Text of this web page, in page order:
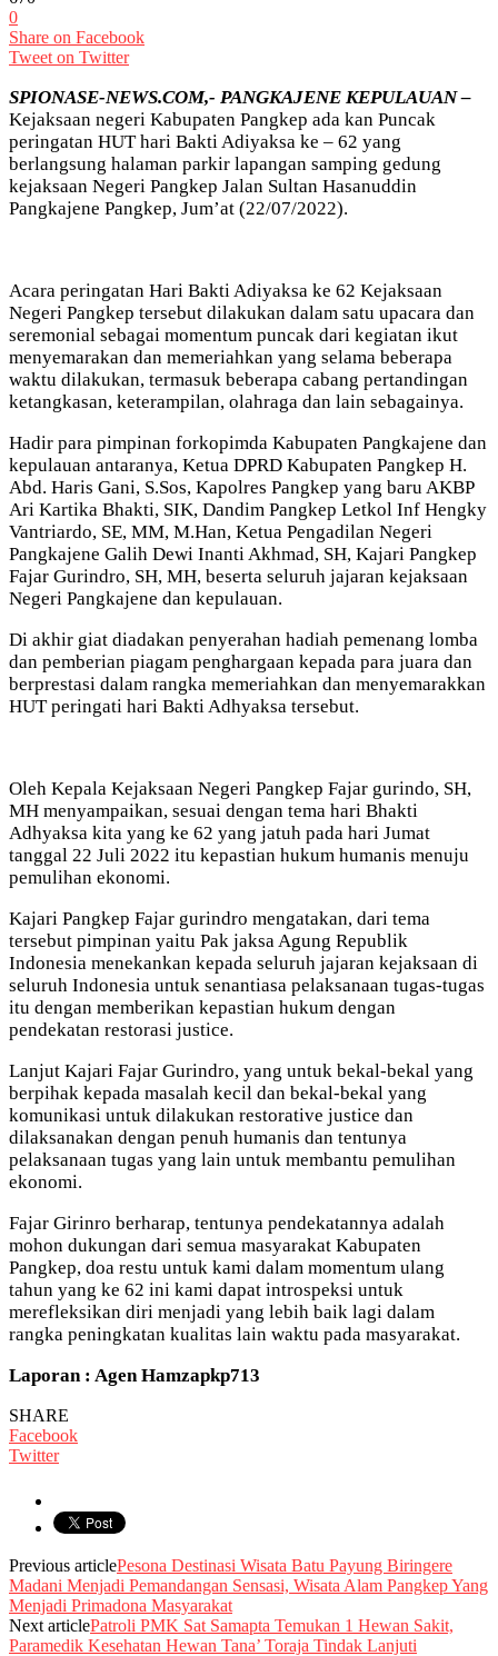
0
Share on Facebook
Tweet on Twitter
SPIONASE-NEWS.COM,- PANGKAJENE KEPULAUAN –
Kejaksaan negeri Kabupaten Pangkep ada kan Puncak
peringatan HUT hari Bakti Adiyaksa ke – 62 yang
berlangsung halaman parkir lapangan samping gedung
kejaksaan Negeri Pangkep Jalan Sultan Hasanuddin
Pangkajene Pangkep, Jum’at (22/07/2022).
Acara peringatan Hari Bakti Adiyaksa ke 62 Kejaksaan
Negeri Pangkep tersebut dilakukan dalam satu upacara dan
seremonial sebagai momentum puncak dari kegiatan ikut
menyemarakan dan memeriahkan yang selama beberapa
waktu dilakukan, termasuk beberapa cabang pertandingan
ketangkasan, keterampilan, olahraga dan lain sebagainya.
Hadir para pimpinan forkopimda Kabupaten Pangkajene dan
kepulauan antaranya, Ketua DPRD Kabupaten Pangkep H.
Abd. Haris Gani, S.Sos, Kapolres Pangkep yang baru AKBP
Ari Kartika Bhakti, SIK, Dandim Pangkep Letkol Inf Hengky
Vantriardo, SE, MM, M.Han, Ketua Pengadilan Negeri
Pangkajene Galih Dewi Inanti Akhmad, SH, Kajari Pangkep
Fajar Gurindro, SH, MH, beserta seluruh jajaran kejaksaan
Negeri Pangkajene dan kepulauan.
Di akhir giat diadakan penyerahan hadiah pemenang lomba
dan pemberian piagam penghargaan kepada para juara dan
berprestasi dalam rangka memeriahkan dan menyemarakkan
HUT peringati hari Bakti Adhyaksa tersebut.
Oleh Kepala Kejaksaan Negeri Pangkep Fajar gurindo, SH,
MH menyampaikan, sesuai dengan tema hari Bhakti
Adhyaksa kita yang ke 62 yang jatuh pada hari Jumat
tanggal 22 Juli 2022 itu kepastian hukum humanis menuju
pemulihan ekonomi.
Kajari Pangkep Fajar gurindro mengatakan, dari tema
tersebut pimpinan yaitu Pak jaksa Agung Republik
Indonesia menekankan kepada seluruh jajaran kejaksaan di
seluruh Indonesia untuk senantiasa pelaksanaan tugas-tugas
itu dengan memberikan kepastian hukum dengan
pendekatan restorasi justice.
Lanjut Kajari Fajar Gurindro, yang untuk bekal-bekal yang
berpihak kepada masalah kecil dan bekal-bekal yang
komunikasi untuk dilakukan restorative justice dan
dilaksanakan dengan penuh humanis dan tentunya
pelaksanaan tugas yang lain untuk membantu pemulihan
ekonomi.
Fajar Girinro berharap, tentunya pendekatannya adalah
mohon dukungan dari semua masyarakat Kabupaten
Pangkep, doa restu untuk kami dalam momentum ulang
tahun yang ke 62 ini kami dapat introspeksi untuk
merefleksikan diri menjadi yang lebih baik lagi dalam
rangka peningkatan kualitas lain waktu pada masyarakat.
Laporan : Agen Hamzapkp713
SHARE
Facebook
Twitter
Previous articlePesona Destinasi Wisata Batu Payung Biringere
Madani Menjadi Pemandangan Sensasi, Wisata Alam Pangkep Yang
Menjadi Primadona Masyarakat
Next articlePatroli PMK Sat Samapta Temukan 1 Hewan Sakit,
Paramedik Kesehatan Hewan Tana’ Toraja Tindak Lanjuti